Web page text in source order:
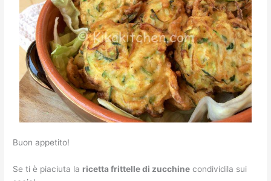
Buon appetito!
Se ti è piaciuta la ricetta frittelle di zucchine condividila sui